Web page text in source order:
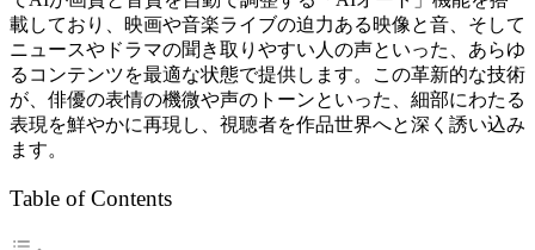
載しており、映画や音楽ライブの迫力ある映像と音、そして
ニュースやドラマの聞き取りやすい人の声といった、あらゆ
るコンテンツを最適な状態で提供します。この革新的な技術
が、俳優の表情の機微や声のトーンといった、細部にわたる
表現を鮮やかに再現し、視聴者を作品世界へと深く誘い込み
ます。
Table of Contents